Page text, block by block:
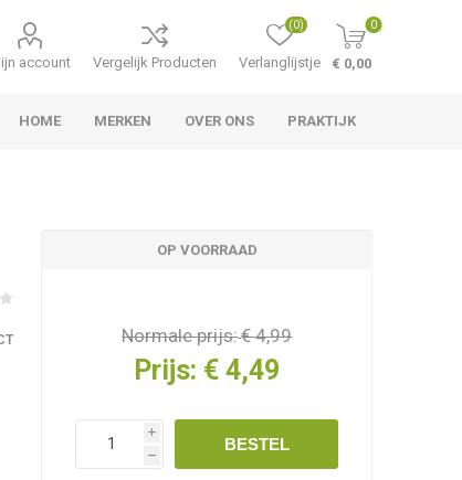
account Vergelijk Producten Verlanglijstje
(0) 0
€ 0,00
HOME MERKEN OVER ONS PRAKTIJK
OP VOORRAAD
Normale prijs:€ 4,99
Prijs: € 4,49
i
h
BESTEL